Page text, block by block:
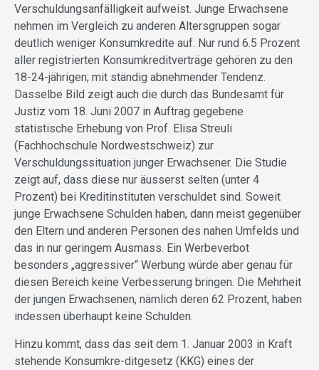
Verschuldungsanfälligkeit aufweist. Junge Erwachsene
nehmen im Vergleich zu anderen Altersgruppen sogar
deutlich weniger Konsumkredite auf. Nur rund 6.5 Prozent
aller registrierten Konsumkreditverträge gehören zu den
18-24-jährigen; mit ständig abnehmender Tendenz.
Dasselbe Bild zeigt auch die durch das Bundesamt für
Justiz vom 18. Juni 2007 in Auftrag gegebene
statistische Erhebung von Prof. Elisa Streuli
(Fachhochschule Nordwestschweiz) zur
Verschuldungssituation junger Erwachsener. Die Studie
zeigt auf, dass diese nur äusserst selten (unter 4
Prozent) bei Kreditinstituten verschuldet sind. Soweit
junge Erwachsene Schulden haben, dann meist gegenüber
den Eltern und anderen Personen des nahen Umfelds und
das in nur geringem Ausmass. Ein Werbeverbot
besonders „aggressiver“ Werbung würde aber genau für
diesen Bereich keine Verbesserung bringen. Die Mehrheit
der jungen Erwachsenen, nämlich deren 62 Prozent, haben
indessen überhaupt keine Schulden.
Hinzu kommt, dass das seit dem 1. Januar 2003 in Kraft
stehende Konsumkre-ditgesetz (KKG) eines der